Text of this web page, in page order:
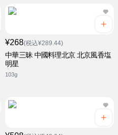
¥268(税込¥289.44)
中華三昧 中國料理北京 北京風香塩
明星
103g